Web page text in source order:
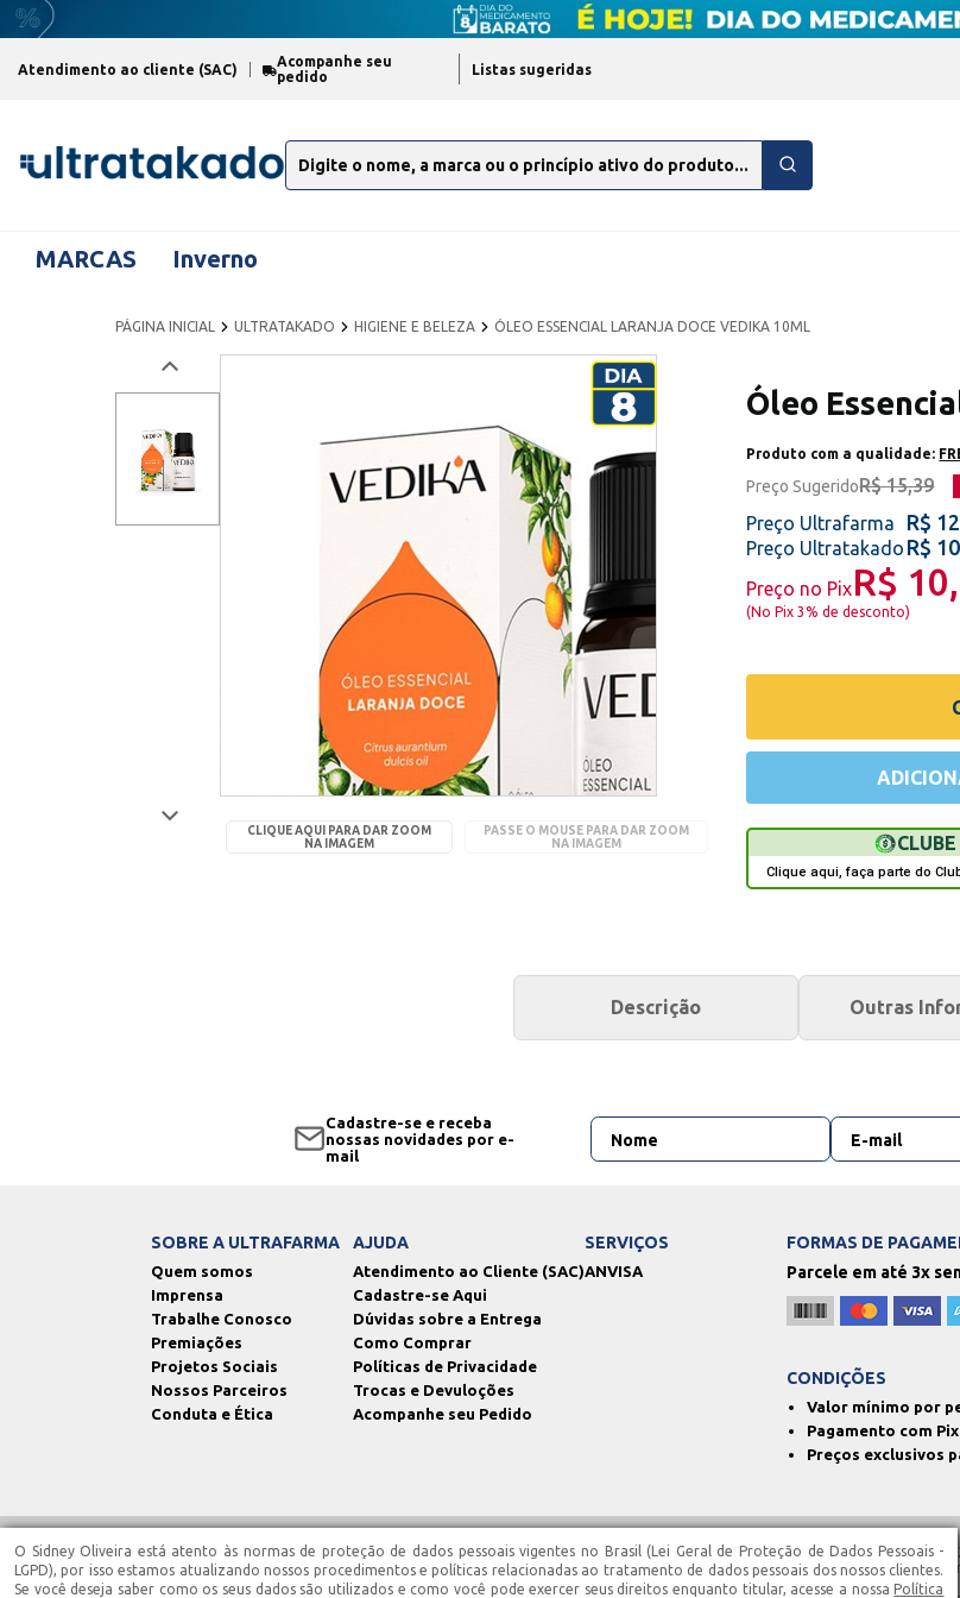
Atendimento ao cliente (SAC)
Acompanhe seu
pedido
Listas sugeridas
MARCAS Inverno
PÁGINA INICIAL ULTRATAKADO HIGIENE E BELEZA ÓLEO ESSENCIAL LARANJA DOCE VEDIKA 10ML
CLIQUE AQUI PARA DAR ZOOM
NA IMAGEM
PASSE O MOUSE PARA DAR ZOOM
NA IMAGEM
Óleo
Produto com a qualidade:
Preço SugeridoR$ 15,39
Preço Ultrafarma R$
Preço Ultratakado R$
Preço no PixR$
( No Pix 3% de desconto)
Clique aqui, faça parte do
Descrição Outras
Cadastre-se e receba
nossas novidades por e-
mail
SOBRE A ULTRAFARMA
Quem somos
Imprensa
Trabalhe Conosco
Premiações
Projetos Sociais
Nossos Parceiros
Conduta e Ética
AJUDA
Atendimento ao Cliente (SAC)
Cadastre-se Aqui
Dúvidas sobre a Entrega
Como Comprar
Políticas de Privacidade
Trocas e Devuloções
Acompanhe seu Pedido
SERVIÇOS
ANVISA
FORMAS DE
Parcele em até 3x
CONDIÇÕES
Valor mínimo por
Pagamento com
Preços exclusivos
Ultrafarma Saúde EIRELI - CNPJ: 02.543.945/0006-90 | Santa Isabel/SP | IE: 130.762.850.113 | AFE: 780.2129 | SIVISA: 354680110-477-
Terezinha Barbosa CRF-SP 87.005 - End.: Est. Municipal Dep. Est. Francisco Franco, N° 1363-A – Santa Isabel – SP | Horários de
07h00 às 13h00, localizada na Est. Municipal Dep. Est. Francisco Franco, 1363 – Santa Isabel – SP | Loja 3 - atendimento 24h, localizada
O Sidney Oliveira está atento às normas de proteção de dados pessoais vigentes no Brasil (Lei Geral de Proteção de Dados Pessoais -
LGPD), por isso estamos atualizando nossos procedimentos e políticas relacionadas ao tratamento de dados pessoais dos nossos clientes.
Se você deseja saber como os seus dados são utilizados e como você pode exercer seus direitos enquanto titular, acesse a nossa Política